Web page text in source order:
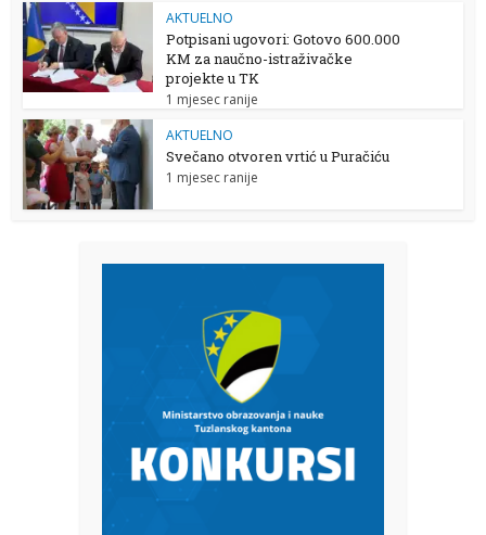
AKTUELNO
Potpisani ugovori: Gotovo 600.000
KM za naučno-istraživačke
projekte u TK
1 mjesec ranije
AKTUELNO
Svečano otvoren vrtić u Puračiću
1 mjesec ranije